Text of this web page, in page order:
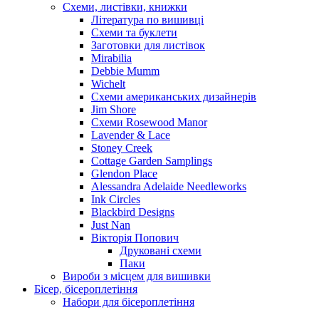
Схеми, листівки, книжки
Література по вишивці
Схеми та буклети
Заготовки для листівок
Mirabilia
Debbie Mumm
Wichelt
Схеми американських дизайнерів
Jim Shore
Cхеми Rosewood Manor
Lavender & Lace
Stoney Creek
Cottage Garden Samplings
Glendon Place
Alessandra Adelaide Needleworks
Ink Circles
Blackbird Designs
Just Nan
Вікторія Попович
Друковані схеми
Паки
Вироби з місцем для вишивки
Бісер, бісероплетіння
Набори для бісероплетіння